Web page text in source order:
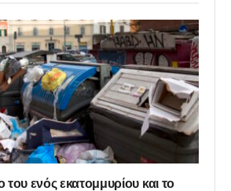
του ενός εκατομμυρίου και το